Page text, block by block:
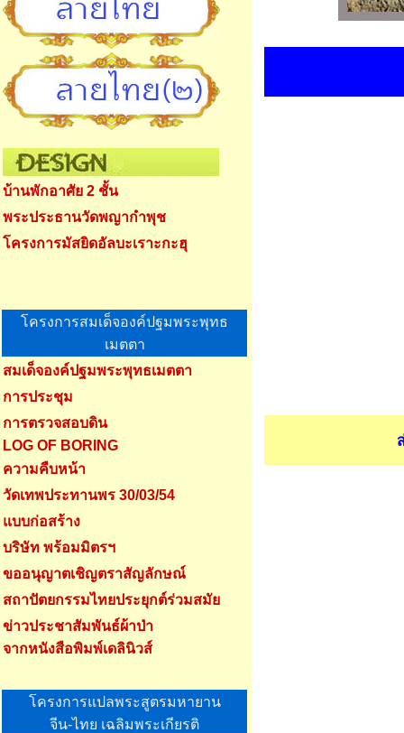
บ้านพักอาศัย 2 ชั้น
พระประธานวัดพญากำพุช
โครงการมัสยิดอัลบะเราะกะฮุ
โครงการสมเด็จองค์ปฐมพระพุทธ
เมตตา
สมเด็จองค์ปฐมพระพุทธเมตตา
การประชุม
การตรวจสอบดิน
LOG OF BORING
ความคืบหน้า
วัดเทพประทานพร 30/03/54
แบบก่อสร้าง
บริษัท พร้อมมิตรฯ
ขออนุญาตเชิญตราสัญลักษณ์
สถาปัตยกรรมไทยประยุกต์ร่วมสมัย
ข่าวประชาสัมพันธ์ผ้าป่า
จากหนังสือพิมพ์เดลินิวส์
โครงการแปลพระสูตรมหายาน
จีน-ไทย เฉลิมพระเกียรติ